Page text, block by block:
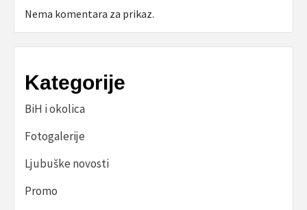
Nema komentara za prikaz.
Kategorije
BiH i okolica
Fotogalerije
Ljubuške novosti
Promo